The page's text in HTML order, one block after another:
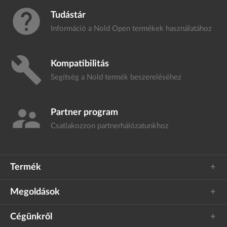
help Tudástár
Információ a Nold Open termékek használatához
build Kompatibilitás
Segítség a Nold termék beszereléséhez
supervisor_account Partner program
Csatlakozzon partnerhálózatunkhoz
Termék
Megoldások
Cégünkről